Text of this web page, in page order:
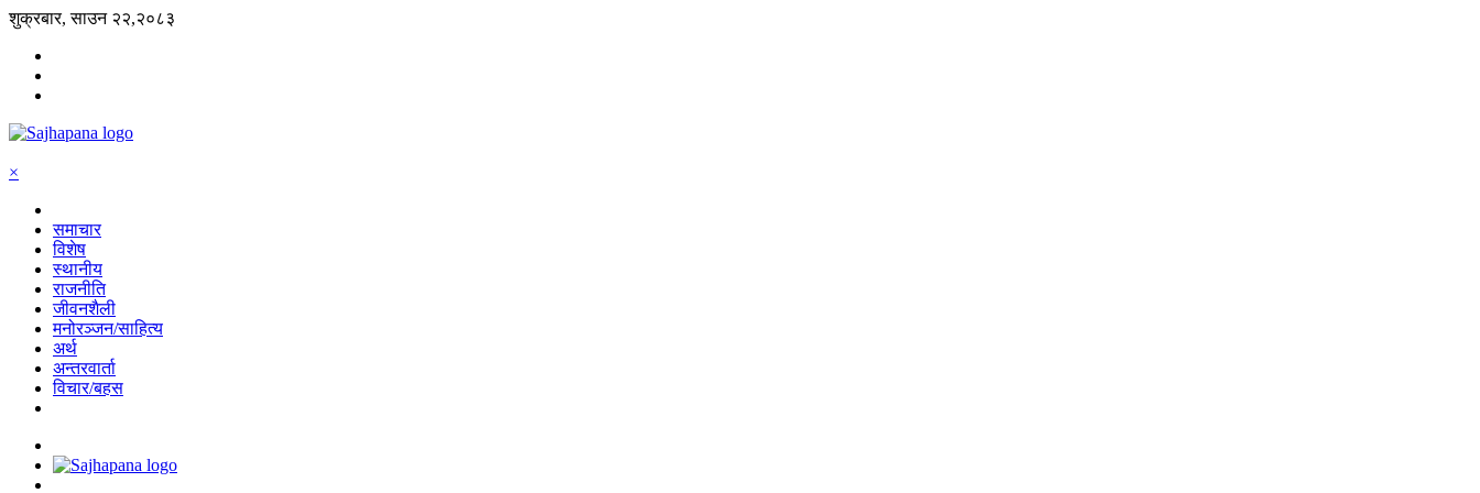
शुक्रबार, साउन २२,२०८३
×
समाचार
विशेष
स्थानीय
राजनीति
जीवनशैली
मनोरञ्जन/साहित्य
अर्थ
अन्तरवार्ता
विचार/बहस